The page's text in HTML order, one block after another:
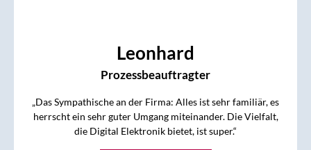
Leonhard
Prozessbeauftragter
„Das Sympathische an der Firma: Alles ist sehr familiär, es
herrscht ein sehr guter Umgang miteinander. Die Vielfalt,
die Digital Elektronik bietet, ist super.“